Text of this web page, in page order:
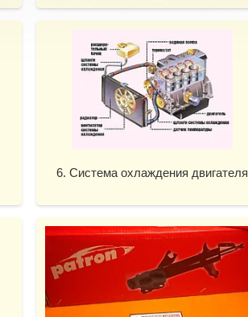
6. Система охлаждения двигателя